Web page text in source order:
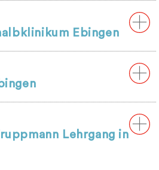
Ebingen
Lehrgang in